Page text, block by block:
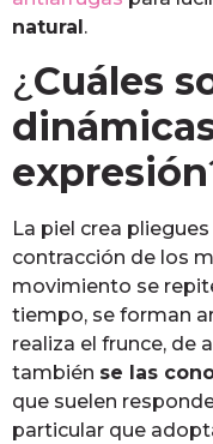
natural.
¿ Cuáles
expresión
La piel crea
contracción de los
movimiento se
tiempo, se forman
realiza el frunce, de
también se las
que suelen
particular que